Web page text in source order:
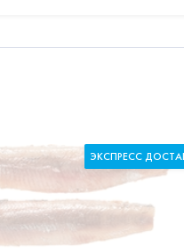
ЭКСПРЕСС